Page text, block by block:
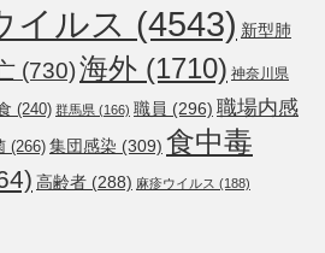
イルス (4543) 新型肺
(730)海外 (1710) 神奈川県
(240) 群馬県 (166) 職員 (296) 職場内感
(266) 集団感染 (309) 食中毒
高齢者 (288) 麻疹ウイルス (188)